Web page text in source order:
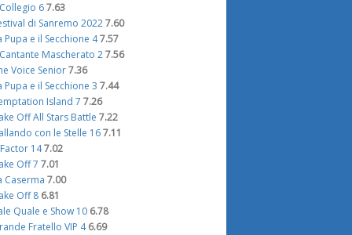
6 7.63
di Sanremo 2022 7.60
Pupa e il Secchione 47.57
Mascherato 2 7.56
Voice Senior 7.36
Pupa e il Secchione 3 7.44
Island 7 7.26
Off All Stars Battle 7.22
con le Stelle 16 7.11
147.02
Off 7 7.01
Caserma 7.00
Off 8 6.81
Quale e Show 10 6.78
Fratello VIP 4 6.69